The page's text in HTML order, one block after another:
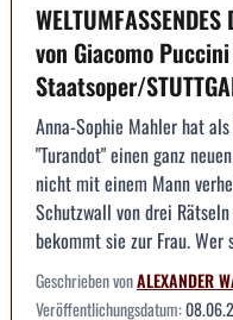
von Giacomo
Staatsoper/
Anna-Sophie Mahler hat
"Turandot" einen ganz
nicht mit einem Mann
Schutzwall von drei
bekommt sie zur Frau.
Geschrieben vonALEXANDER
Veröffentlichungsdatum: